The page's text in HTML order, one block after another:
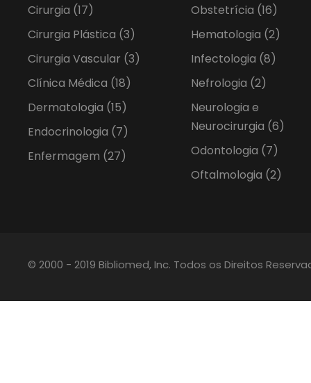
Cirurgia (17)
Cirurgia Plástica (3)
Cirurgia Vascular (3)
Clínica Médica (18)
Dermatologia (15)
Endocrinologia (7)
Enfermagem (27)
Obstetrícia (16)
Hematologia (2)
Infectologia (8)
Nefrologia (2)
Neurologia e
Neurocirurgia (6)
Odontologia (7)
Oftalmologia (2)
© 2000 - 2019 Bibliomed, Inc. Todos os Direitos